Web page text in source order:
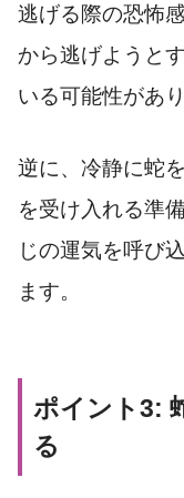
逃げる際の恐怖
から逃げようと
いる可能性があり
逆に、冷静に蛇
を受け入れる準
じの運気を呼び
ます。
ポイント3:
る